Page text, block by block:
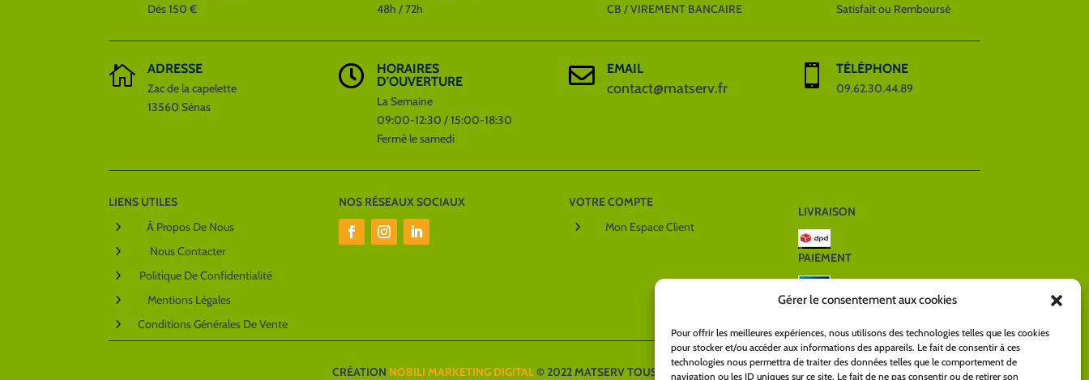
Gérer le consentement aux cookies
Pour offrir les meilleures expériences, nous utilisons des technologies telles que les cookies
pour stocker et/ou accéder aux informations des appareils. Le fait de consentir à ces
technologies nous permettra de traiter des données telles que le comportement de
navigation ou les ID uniques sur ce site. Le fait de ne pas consentir ou de retirer son
Dés 150 € 48h / 72h CB / VIREMENT BANCAIRE Satisfait ou Remboursé
 ADRESSE
Zac de la capelette
13560 Sénas

HORAIRES
D'OUVERTURE
La Semaine
09:00-12:30 / 15:00-18:30
Fermé le samedi
 EMAIL
contact@matserv.fr  TÉLÉPHONE
09.62.30.44.89
LIENS UTILES
5 À Propos De Nous
5 Nous Contacter
5 Politique De Confidentialité
5 Mentions Légales
5 Conditions Générales De Vente
NOS RÉSEAUX SOCIAUX VOTRE COMPTE
5 Mon Espace Client
LIVRAISON
PAIEMENT
CRÉATION NOBILI MARKETING DIGITAL© 2022 MATSERV TOUS DROITS RÉSERVÉS